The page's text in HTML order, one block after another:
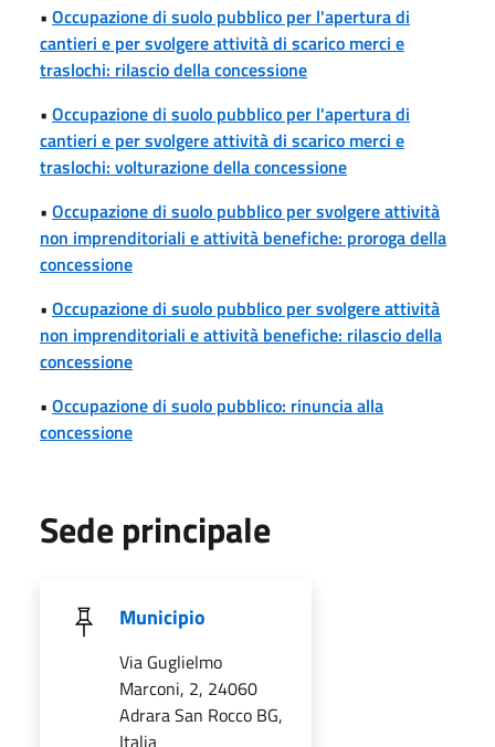
• Occupazione di suolo pubblico per l'apertura di
cantieri e per svolgere attività di scarico merci e
traslochi: rilascio della concessione
• Occupazione di suolo pubblico per l'apertura di
cantieri e per svolgere attività di scarico merci e
traslochi: volturazione della concessione
• Occupazione di suolo pubblico per svolgere attività
non imprenditoriali e attività benefiche: proroga della
concessione
• Occupazione di suolo pubblico per svolgere attività
non imprenditoriali e attività benefiche: rilascio della
concessione
• Occupazione di suolo pubblico: rinuncia alla
concessione
Sede principale
Municipio
Via Guglielmo
Marconi, 2, 24060
Adrara San Rocco BG,
Italia